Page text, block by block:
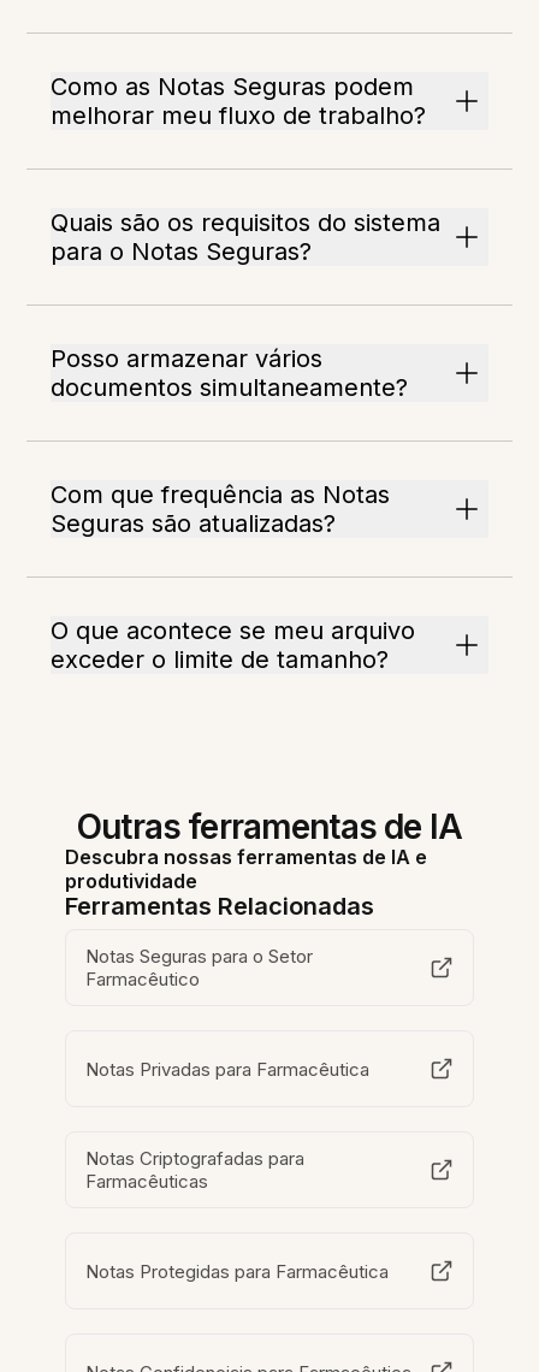
Como as Notas Seguras podem
melhorar meu fluxo de trabalho?
Quais são os requisitos do sistema
para o Notas Seguras?
Posso armazenar vários
documentos simultaneamente?
Com que frequência as Notas
Seguras são atualizadas?
O que acontece se meu arquivo
exceder o limite de tamanho?
Outras ferramentas de IA
Descubra nossas ferramentas de IA e
produtividade
Ferramentas Relacionadas
Notas Seguras para o Setor
Farmacêutico
Notas Privadas para Farmacêutica
Notas Criptografadas para
Farmacêuticas
Notas Protegidas para Farmacêutica